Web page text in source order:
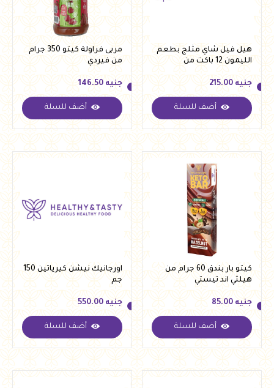
هيل فيل شاي مثلج بطعم
الليمون 12 باكت من
التوناهيلث
جنيه
جنيه 215.00
أضف للسلة
مربى فراولة كيتو 350 جرام
من فيردي
جنيه
جنيه 146.50
أضف للسلة
كيتو بار بندق 60 جرام من
هيلثي اند تيستي
جنيه
جنيه 85.00
أضف للسلة
اورجانيك نيشن كيرياتين 150
جم
جنيه
جنيه 550.00
أضف للسلة